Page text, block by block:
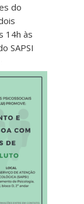
do
14h às
SAPSI